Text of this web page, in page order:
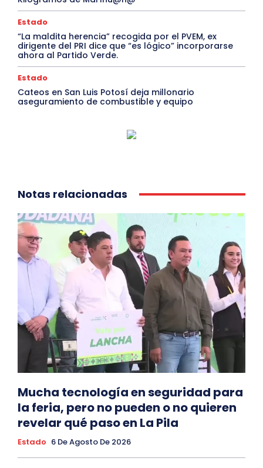
Estado
“La maldita herencia” recogida por el PVEM, ex
dirigente del PRI dice que “es lógico” incorporarse
ahora al Partido Verde.
Estado
Cateos en San Luis Potosí deja millonario
aseguramiento de combustible y equipo
Notas relacionadas
Mucha tecnología en seguridad para
la feria, pero no pueden o no quieren
revelar qué paso en La Pila
Estado 6 De Agosto De 2026